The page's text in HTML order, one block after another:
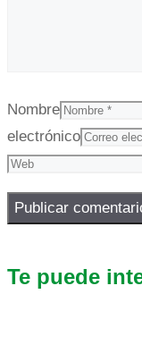
Nombre
electrónico
Te puede